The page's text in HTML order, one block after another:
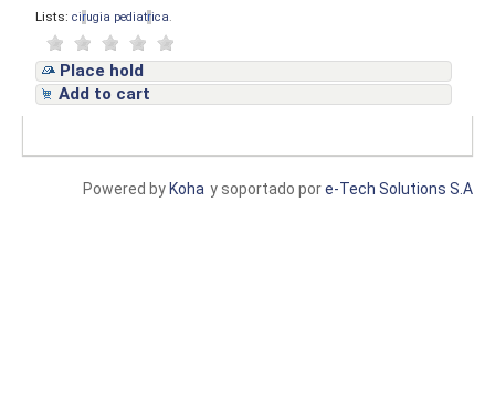
Lists: cirugia pediatrica
Place hold
Add to cart
y soportado pore-Tech Solutions S.A
Powered by Koha